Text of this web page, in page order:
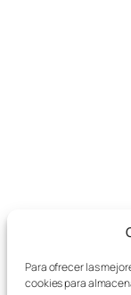
Para ofrecer las
cookies para